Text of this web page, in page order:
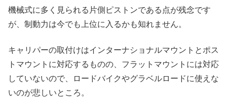
機械式に多く見られる片側ピストンである点が残念です
が、制動力は今でも上位に入るかも知れません。
キャリパーの取付けはインターナショナルマウントとポス
トマウントに対応するものの、フラットマウントには対応
していないので、ロードバイクやグラベルロードに使えな
いのが悲しいところ。